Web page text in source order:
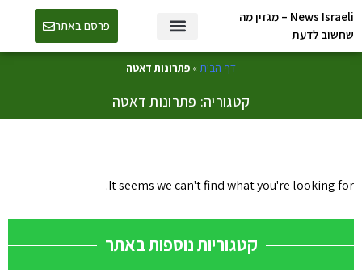
News Israeli – מגזין מה
שחשוב לדעת
פרסם באתר
דף הבית» פתרונות דאטה
קטגוריה: פתרונות דאטה
It seems we can't find what you're looking for.
קטגוריות נוספות באתר